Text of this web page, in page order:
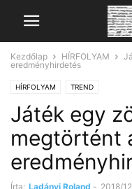
Kezdőlap HÍRFOLYAM
eredményhirdetés
HÍRFOLYAM TREND
Játék egy
megtörtént
Írta: Ladányi Roland - 2018/